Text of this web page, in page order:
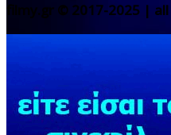
filmy.gr © 2017-2025 |